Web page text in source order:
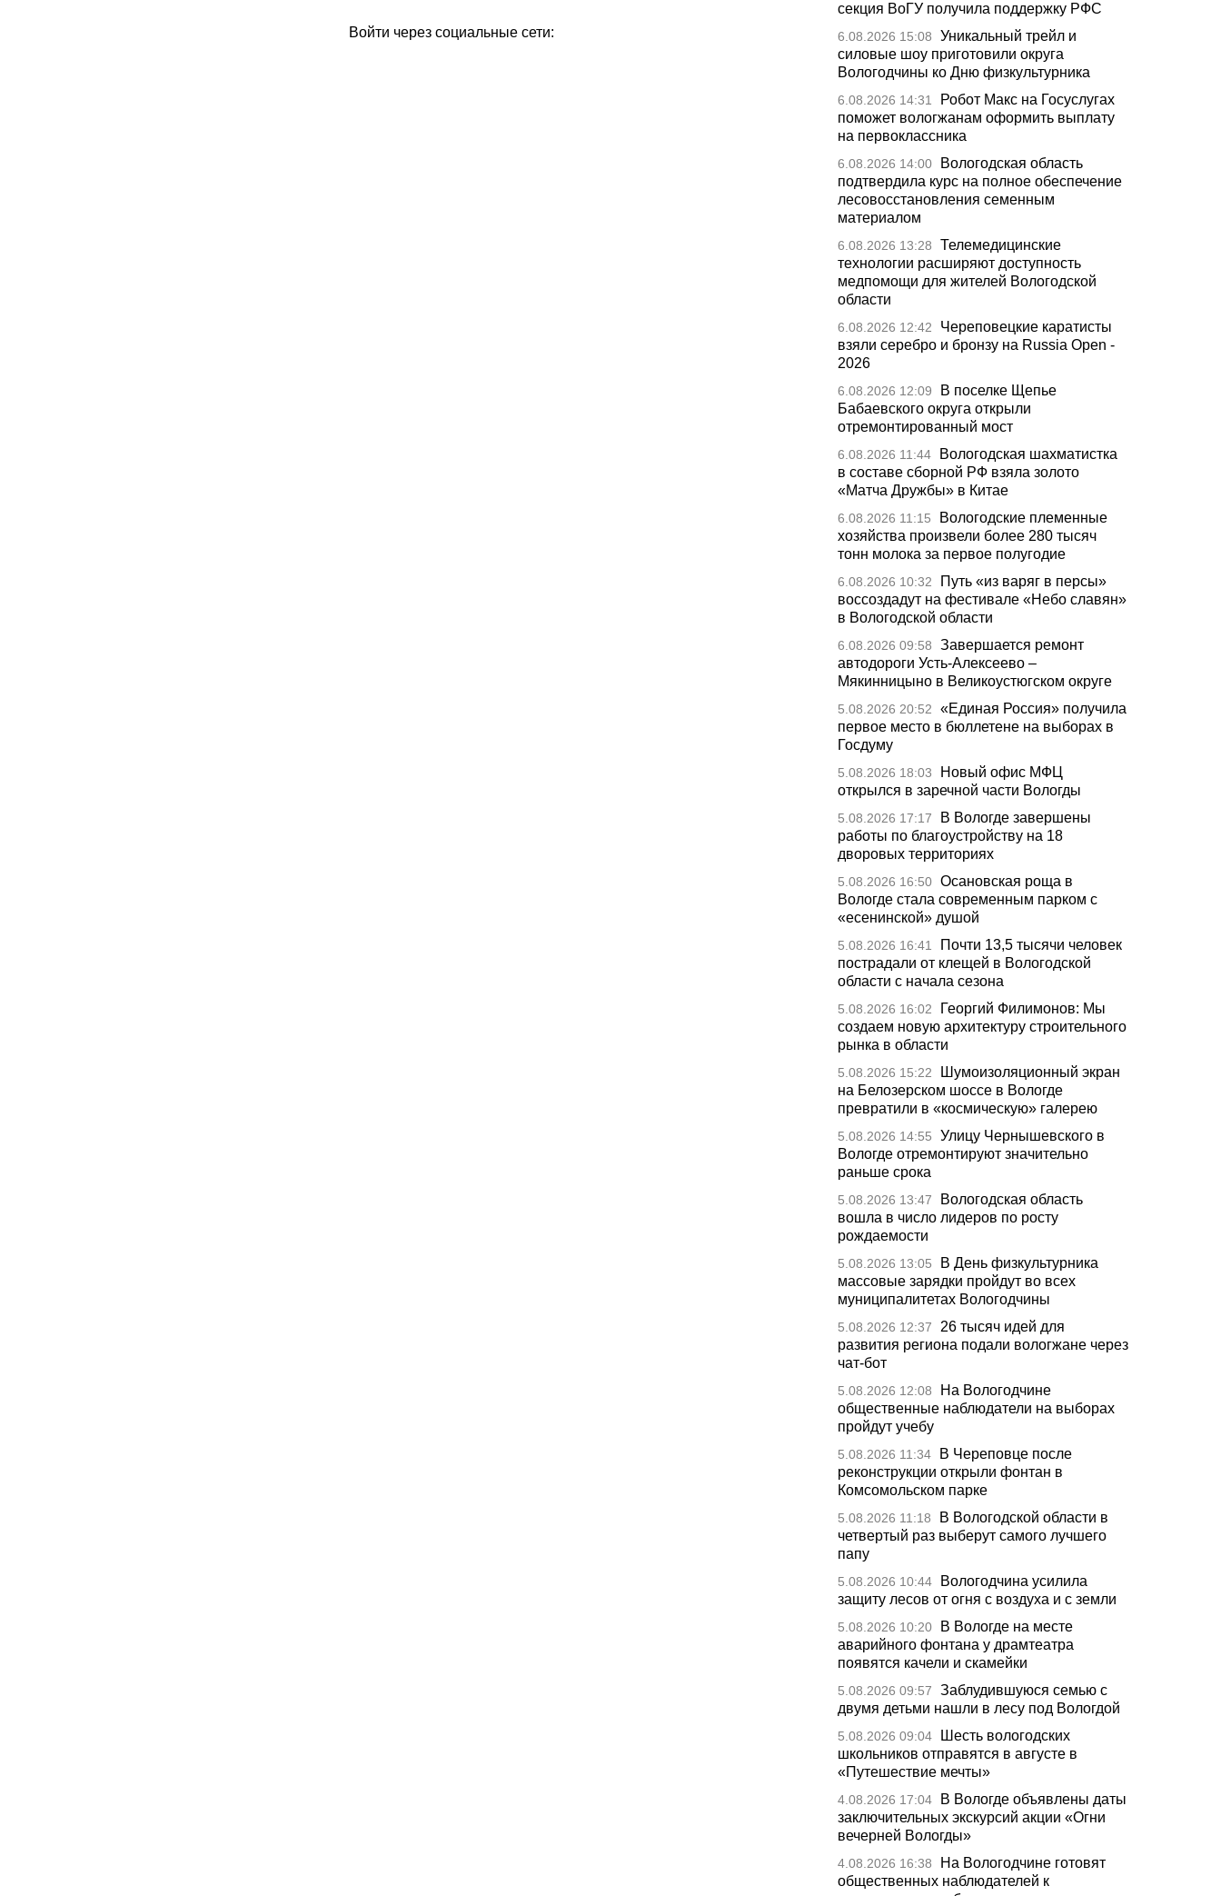
Войти через социальные сети:
секция ВоГУ получила поддержку РФС
6.08.2026 15:08
Уникальный трейл и
силовые шоу приготовили округа
Вологодчины ко Дню физкультурника
6.08.2026 14:31
Робот Макс на Госуслугах
поможет вологжанам оформить выплату
на первоклассника
6.08.2026 14:00
Вологодская область
подтвердила курс на полное обеспечение
лесовосстановления семенным
материалом
6.08.2026 13:28
Телемедицинские
технологии расширяют доступность
медпомощи для жителей Вологодской
области
6.08.2026 12:42
Череповецкие каратисты
взяли серебро и бронзу на Russia Open -
2026
6.08.2026 12:09
В поселке Щепье
Бабаевского округа открыли
отремонтированный мост
6.08.2026 11:44
Вологодская шахматистка
в составе сборной РФ взяла золото
«Матча Дружбы» в Китае
6.08.2026 11:15
Вологодские племенные
хозяйства произвели более 280 тысяч
тонн молока за первое полугодие
6.08.2026 10:32
Путь «из варяг в персы»
воссоздадут на фестивале «Небо славян»
в Вологодской области
6.08.2026 09:58
Завершается ремонт
автодороги Усть-Алексеево –
Мякинницыно в Великоустюгском округе
5.08.2026 20:52
«Единая Россия» получила
первое место в бюллетене на выборах в
Госдуму
5.08.2026 18:03
Новый офис МФЦ
открылся в заречной части Вологды
5.08.2026 17:17
В Вологде завершены
работы по благоустройству на 18
дворовых территориях
5.08.2026 16:50 Осановская роща в
Вологде стала современным парком с
«есенинской» душой
5.08.2026 16:41
Почти 13,5 тысячи человек
пострадали от клещей в Вологодской
области с начала сезона
5.08.2026 16:02
Георгий Филимонов: Мы
создаем новую архитектуру строительного
рынка в области
5.08.2026 15:22
Шумоизоляционный экран
на Белозерском шоссе в Вологде
превратили в «космическую» галерею
5.08.2026 14:55
Улицу Чернышевского в
Вологде отремонтируют значительно
раньше срока
5.08.2026 13:47
Вологодская область
вошла в число лидеров по росту
рождаемости
5.08.2026 13:05
В День физкультурника
массовые зарядки пройдут во всех
муниципалитетах Вологодчины
5.08.2026 12:37
26 тысяч идей для
развития региона подали вологжане через
чат-бот
5.08.2026 12:08
На Вологодчине
общественные наблюдатели на выборах
пройдут учебу
5.08.2026 11:34
В Череповце после
реконструкции открыли фонтан в
Комсомольском парке
5.08.2026 11:18
В Вологодской области в
четвертый раз выберут самого лучшего
папу
5.08.2026 10:44
Вологодчина усилила
защиту лесов от огня с воздуха и с земли
5.08.2026 10:20
В Вологде на месте
аварийного фонтана у драмтеатра
появятся качели и скамейки
5.08.2026 09:57
Заблудившуюся семью с
двумя детьми нашли в лесу под Вологдой
5.08.2026 09:04
Шесть вологодских
школьников отправятся в августе в
«Путешествие мечты»
4.08.2026 17:04
В Вологде объявлены даты
заключительных экскурсий акции «Огни
вечерней Вологды»
4.08.2026 16:38
На Вологодчине готовят
общественных наблюдателей к